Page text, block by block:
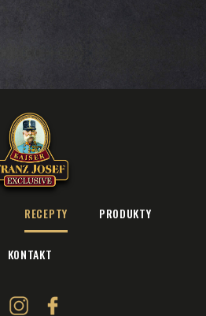
RECEPTY PRODUKTY
KONTAKT